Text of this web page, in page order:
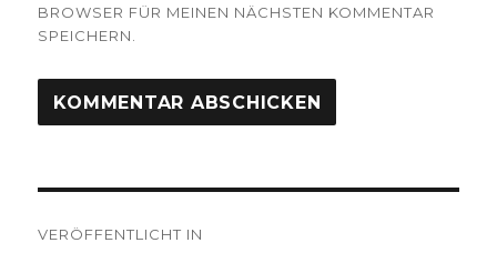
BROWSER FÜR MEINEN NÄCHSTEN KOMMENTAR
SPEICHERN.
VERÖFFENTLICHT IN